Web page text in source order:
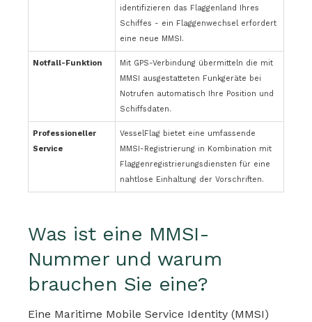
identifizieren das Flaggenland Ihres
Schiffes - ein Flaggenwechsel erfordert
eine neue MMSI.
Notfall-Funktion
Mit GPS-Verbindung übermitteln die mit
MMSI ausgestatteten Funkgeräte bei
Notrufen automatisch Ihre Position und
Schiffsdaten.
Professioneller
Service
VesselFlag bietet eine umfassende
MMSI-Registrierung in Kombination mit
Flaggenregistrierungsdiensten für eine
nahtlose Einhaltung der Vorschriften.
Was ist eine MMSI-
Nummer und warum
brauchen Sie eine?
Eine Maritime Mobile Service Identity (MMSI)